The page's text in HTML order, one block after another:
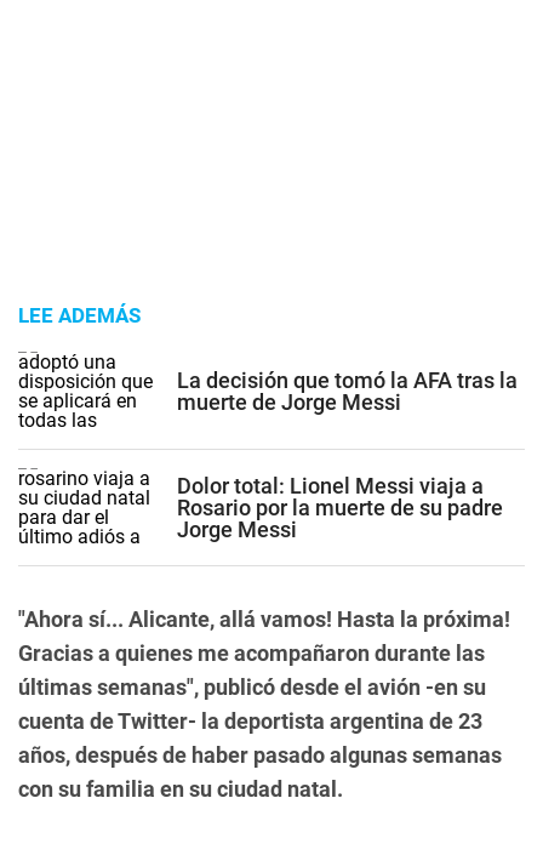
LEE ADEMÁS
La decisión que tomó la AFA tras la
muerte de Jorge Messi
Dolor total: Lionel Messi viaja a
Rosario por la muerte de su padre
Jorge Messi
"Ahora sí... Alicante, allá vamos! Hasta la próxima!
Gracias a quienes me acompañaron durante las
últimas semanas", publicó desde el avión -en su
cuenta de Twitter- la deportista argentina de 23
años, después de haber pasado algunas semanas
con su familia en su ciudad natal.